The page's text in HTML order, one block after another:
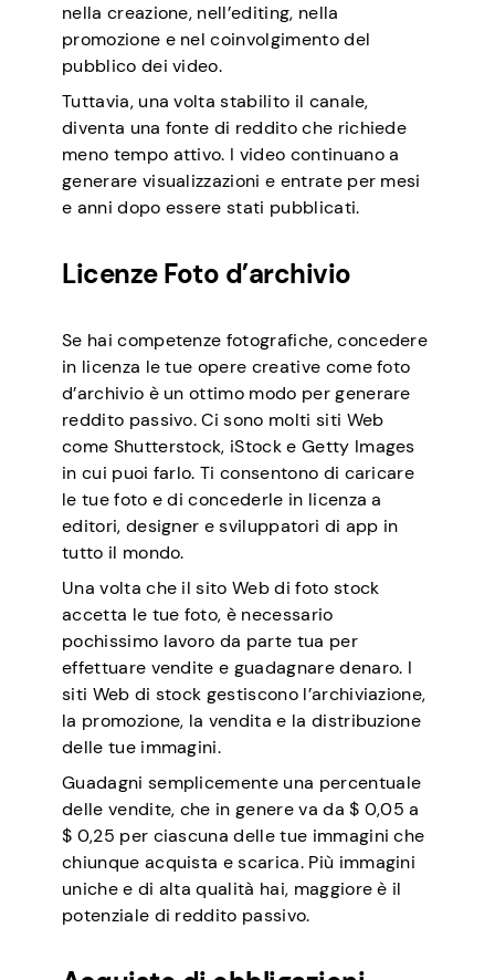
nella creazione, nell’editing, nella
promozione e nel coinvolgimento del
pubblico dei video.
Tuttavia, una volta stabilito il canale,
diventa una fonte di reddito che richiede
meno tempo attivo. I video continuano a
generare visualizzazioni e entrate per mesi
e anni dopo essere stati pubblicati.
Licenze Foto d’archivio
Se hai competenze fotografiche, concedere
in licenza le tue opere creative come foto
d’archivio è un ottimo modo per generare
reddito passivo. Ci sono molti siti Web
come Shutterstock, iStock e Getty Images
in cui puoi farlo. Ti consentono di caricare
le tue foto e di concederle in licenza a
editori, designer e sviluppatori di app in
tutto il mondo.
Una volta che il sito Web di foto stock
accetta le tue foto, è necessario
pochissimo lavoro da parte tua per
effettuare vendite e guadagnare denaro. I
siti Web di stock gestiscono l’archiviazione,
la promozione, la vendita e la distribuzione
delle tue immagini.
Guadagni semplicemente una percentuale
delle vendite, che in genere va da $ 0,05 a
$ 0,25 per ciascuna delle tue immagini che
chiunque acquista e scarica. Più immagini
uniche e di alta qualità hai, maggiore è il
potenziale di reddito passivo.